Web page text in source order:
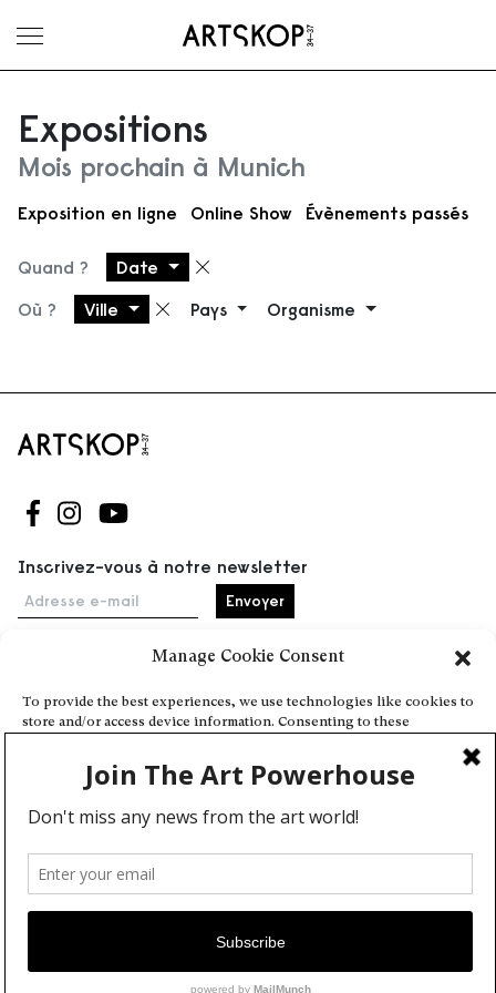
Manage Cookie Consent
To provide the best experiences, we use technologies like cookies to
store and/or access device information. Consenting to these
or unique IDs on this site. Not consenting or withdrawing consent,
may adversely affect certain features and functions.
Deny
View preferences
Ouvrir le menu
Expositions
Mois prochain à Munich
Exposition en ligne Online Show Évènements passés
Quand ? Date Supprimer le filtre
Où ? Ville Supprimer le filtre
Pays Organisme
Suivez-nous sur Facebook
Suivez-nous sur Instagram
Suivez-nous sur Youtube
Inscrivez-vous à notre newsletter
Adresse e-mail
Accueil
Événements
À propos
Partenaires
Contact
Conditions générales
Confidentialité et cookies
Communiquer votre événement